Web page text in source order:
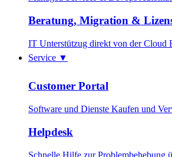
Beratung, Migration &
IT Unterstützug direkt von der Cloud
Service ▼
Customer Portal
Software und Dienste Kaufen und
Helpdesk
Schnelle Hilfe zur Problembehebung